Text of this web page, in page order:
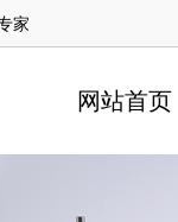
家
网站首页